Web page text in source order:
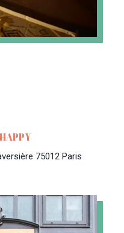
75012 Paris